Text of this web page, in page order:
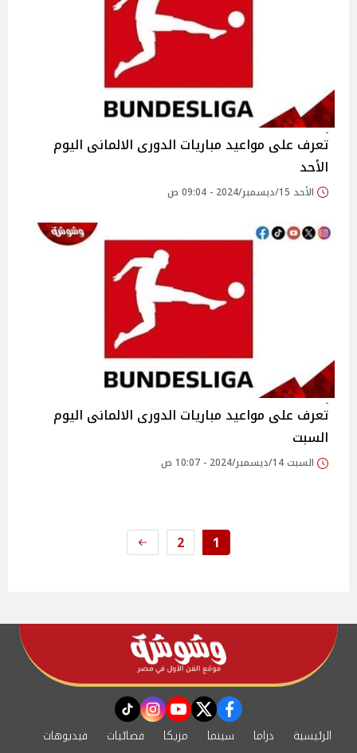
تعرف على مواعيد مباريات الدورى الالمانى اليوم
الأحد
الأحد 15/ديسمبر/2024 - 09:04 ص
تعرف على مواعيد مباريات الدورى الالمانى اليوم
السبت
السبت 14/ديسمبر/2024 - 10:07 ص
1
2
facebook
twitter
youtube
instagram
tiktok
الرئيسية دراما سينما مزيكا فضائيات فيديوهات